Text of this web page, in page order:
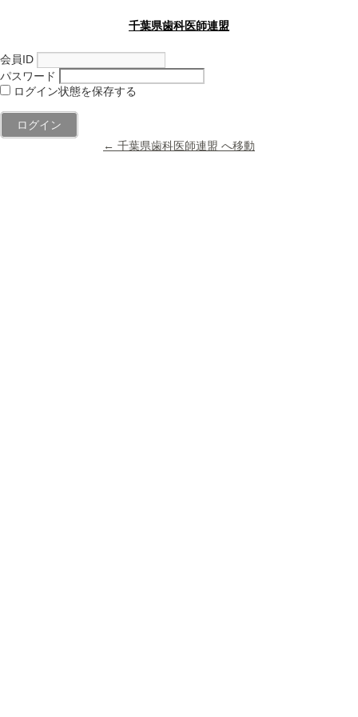
千葉県歯科医師連盟
会員ID
パスワード
ログイン状態を保存する
← 千葉県歯科医師連盟 へ移動